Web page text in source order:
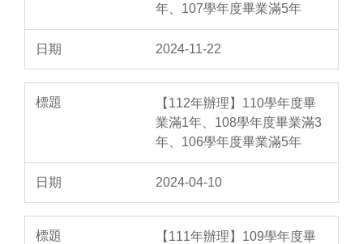
年、107學年度畢業滿5年
2024-11-22
【112年辦理】110學年度畢
業滿1年、108學年度畢業滿3
年、106學年度畢業滿5年
2024-04-10
【111年辦理】109學年度畢